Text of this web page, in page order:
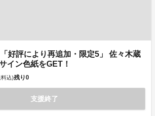
好評により再追加・限定5」 佐々木蔵
イン色紙をGET！
込)残り0
支援終了